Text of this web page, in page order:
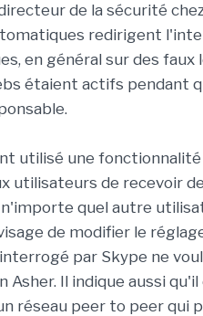
de la sécurité
redirigent
en général sur des faux
étaient actifs pendant
utilisé une
utilisateurs de recevoir
quel autre
de modifier le
par Skype ne
Asher. Il indique aussi
réseau peer to peer qui